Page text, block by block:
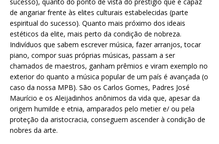
de angariar frente às elites culturais estabelecidas (parte
espiritual do sucesso). Quanto mais próximo dos ideais
estéticos da elite, mais perto da condição de nobreza.
Indivíduos que sabem escrever música, fazer arranjos, tocar
piano, compor suas próprias músicas, passam a ser
chamados de maestros, ganham prêmios e viram exemplo no
exterior do quanto a música popular de um país é avançada (o
caso da nossa MPB). São os Carlos Gomes, Padres José
Maurício e os Aleijadinhos anônimos da vida que, apesar da
origem humilde e etnia, amparados pelo metier e/ ou pela
proteção da aristocracia, conseguem ascender à condição de
nobres da arte.